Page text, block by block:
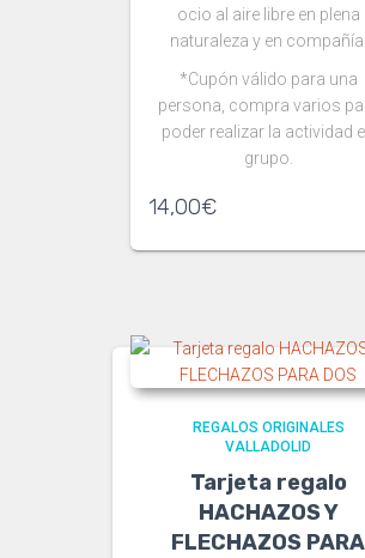
ocio al aire libre en plena
naturaleza y en compañía.
*Cupón válido para una
persona, compra varios
poder realizar la actividad
grupo.
14,00€
REGALOS ORIGINALES
VALLADOLID
Tarjeta regalo
HACHAZOS Y
FLECHAZOS PARA